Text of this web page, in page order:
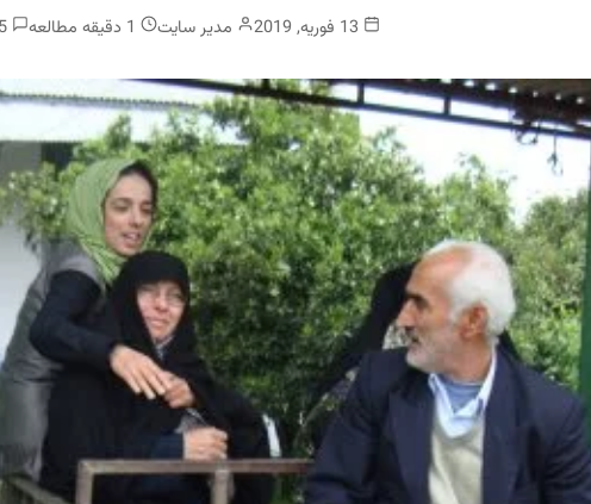
مدیر سایت 5 نظر